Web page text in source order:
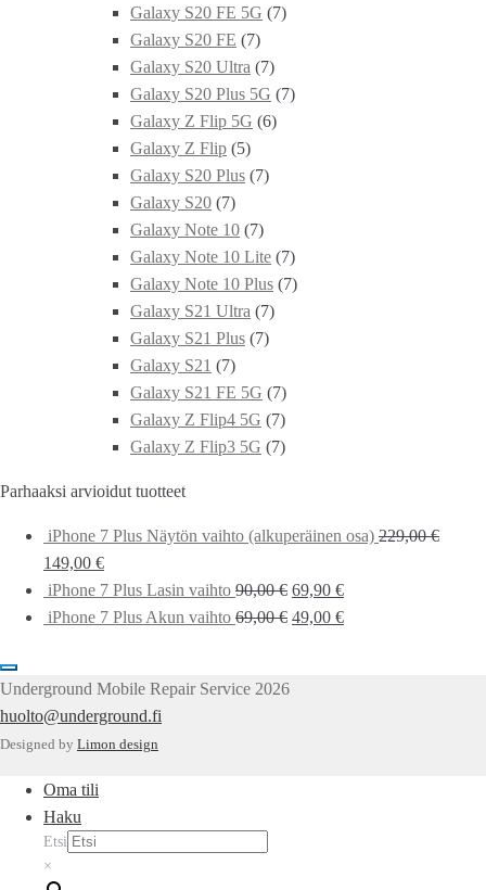
Galaxy S20 FE 5G (7)
Galaxy S20 FE (7)
Galaxy S20 Ultra (7)
Galaxy S20 Plus 5G (7)
Galaxy Z Flip 5G (6)
Galaxy Z Flip (5)
Galaxy S20 Plus (7)
Galaxy S20 (7)
Galaxy Note 10 (7)
Galaxy Note 10 Lite (7)
Galaxy Note 10 Plus (7)
Galaxy S21 Ultra (7)
Galaxy S21 Plus (7)
Galaxy S21 (7)
Galaxy S21 FE 5G (7)
Galaxy Z Flip4 5G (7)
Galaxy Z Flip3 5G (7)
Parhaaksi arvioidut tuotteet
iPhone 7 Plus Näytön vaihto (alkuperäinen osa) 229,00€
149,00 €
iPhone 7 Plus Lasin vaihto 90,00€ 69,90 €
iPhone 7 Plus Akun vaihto 69,00€ 49,00 €
Underground Mobile Repair Service 2026
huolto@underground.fi
Designed by Limon design
Oma tili
Haku
Etsi
×